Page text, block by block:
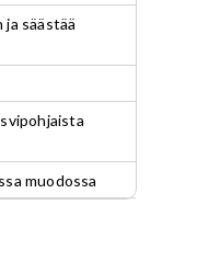
säästää
muodossa